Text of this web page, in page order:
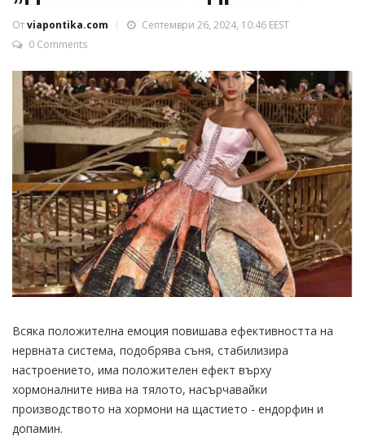
Отviapontika.com
Септември 26, 2024, 10:46 EEST
0 Comments
Всяка положителна емоция повишава ефективността на
нервната система, подобрява съня, стабилизира
настроението, има положителен ефект върху
хормоналните нива на тялото, насърчавайки
производството на хормони на щастието - ендорфин и
допамин.